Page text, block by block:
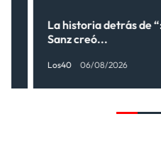
La historia detrás de
Sanz creó...
Los40 06/08/2026